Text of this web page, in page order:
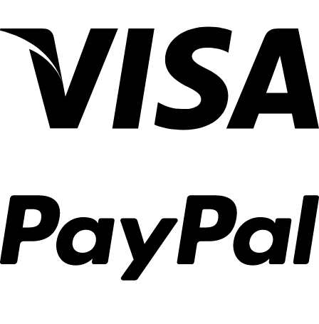
בנהריה